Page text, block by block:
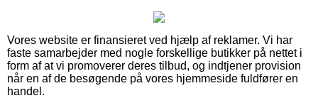
Vores website er finansieret ved hjælp af reklamer. Vi har
faste samarbejder med nogle forskellige butikker på nettet i
form af at vi promoverer deres tilbud, og indtjener provision
når en af de besøgende på vores hjemmeside fuldfører en
handel.